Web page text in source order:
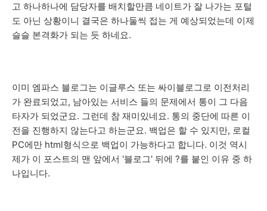
고 하나하나에 담당자를 배치할만큼 네이트가 잘 나가는 포털
도 아닌 상황이니 결국은 하나둘씩 접는 게 예상되었는데 이제
슬슬 본격화가 되는 듯 하네요.
이미 엠파스 블로그는 이글루스 또는 싸이블로그로 이전처리
가 완료되었고, 남아있는 서비스 들의 문제에서 통이 그 다음
타자가 되었군요. 그런데 참 재미있네요. 통의 중단에 따른 이
전을 진행하지 않는다고 하는군요. 백업은 할 수 있지만, 로컬
PC에만 html형식으로 백업이 가능하다고 합니다. 이것 역시
제가 이 포스트의 맨 앞에서 '블로그' 뒤에 ?를 붙인 이유 중 하
나입니다.